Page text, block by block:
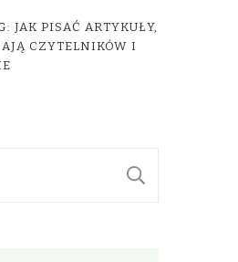
JAK PISAĆ ARTYKUŁY,
CZYTELNIKÓW I